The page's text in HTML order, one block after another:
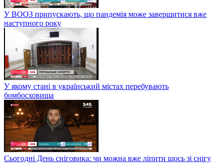
У ВООЗ припускають, що пандемія може завершитися вже
наступного року
У якому стані в український містах перебувають
бомбосховища
Сьогодні День сніговика: чи можна вже ліпити щось зі снігу